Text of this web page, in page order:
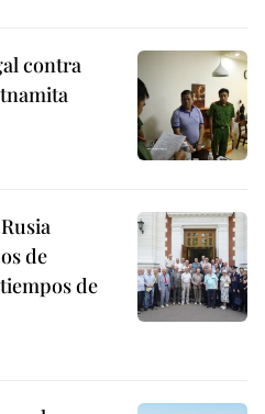
contra
de
de